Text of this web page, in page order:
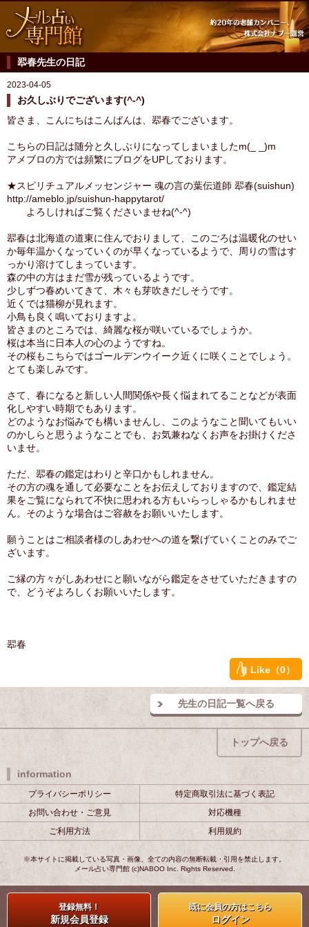
翆春先生の日記
2023-04-05
お久しぶりでございます(^-^)
皆さま、こんにちはこんばんは、翆春でございます。
こちらの日記は随分と久しぶりになってしまいましたm(_ _)m
アメブロの方では頻繁にブログをUPしております。
★スピリチュアルメッセンジャー 魂の言の葉伝道師 翆春(suishun)
http://ameblo.jp/suishun-happytarot/
よろしければご覧くださいませね(^-^)
翆春は北海道の道東に住んでおりまして、このごろは温暖化のせい
か毎年温かくなっていくのが早くなっているようで、周りの雪はす
っかり溶けてしまっています。
森の中の方はまだ雪が残っているようです。
少しずつ春めいてきて、木々も芽吹きだしそうです。
近くでは猫柳が見れます。
小鳥も良く鳴いておりますよ。
皆さまのところでは、綺麗な桜が咲いているでしょうか。
桜は本当に日本人の心のようですね。
その桜もこちらではゴールデンウイーク近くに咲くことでしょう。
とても楽しみです。
さて、春になると新しい人間関係や長く悩まれてることなどが表面
化しやすい時期でもあります。
どのようなお悩みでも構いませんし、このようなこと聞いてもいい
のかしらと思うようなことでも、お気兼ねなくお声をお掛けくださ
いませ。
ただ、翆春の鑑定はわりと辛口かもしれません。
その方の魂を通して必要なことをお伝えしておりますので、鑑定結
果をご覧になられて不快に思われる方もいらっしゃるかもしれませ
ん。そのような場合はご容赦をお願いいたします。
願うことはご相談者様のしあわせへの道を繋げていくことのみでご
ざいます。
ご縁の方々がしあわせにと願いながら鑑定をさせていただきますの
で、どうぞよろしくお願いいたします。
翆春
Like（0）
先生の日記一覧へ戻る
トップへ戻る
information
プライバシーポリシー
特定商取引法に基づく表記
お問い合わせ・ご意見
対応機種
ご利用方法
利用規約
※本サイトに掲載している写真・画像、全ての内容の無断転載・引用を禁止します。
メール占い専門館 (c)NABOO Inc. Rights Reserved.
登録無料！
新規会員登録
既に会員の方はこちら
ログイン